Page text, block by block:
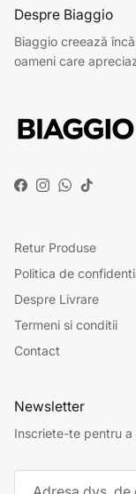
Despre Biaggio
Biaggio creează
oameni care
Facebook
Instagram
WhatsApp
TikTok
Retur Produse
Politica de
Despre Livrare
Termeni si conditii
Contact
Newsletter
Inscriete-te pentru